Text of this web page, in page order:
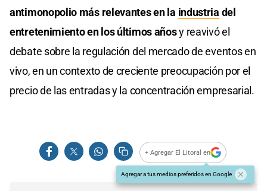
antimonopolio más relevantes en la industria del
entretenimiento en los últimos añosy reavivó el
debate sobre la regulación del mercado de eventos en
vivo, en un contexto de creciente preocupación por el
precio de las entradas y la concentración empresarial.
+ Agregar El Litoral en
Agregar a tus medios preferidos en Google